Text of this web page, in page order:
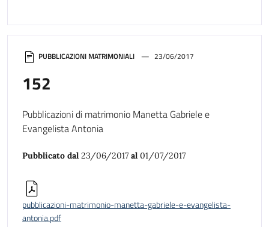
PUBBLICAZIONI MATRIMONIALI 23/06/2017
152
Pubblicazioni di matrimonio Manetta Gabriele e
Evangelista Antonia
Pubblicato dal 23/06/2017al 01/07/2017
pubblicazioni-matrimonio-manetta-gabriele-e-evangelista-
antonia.pdf